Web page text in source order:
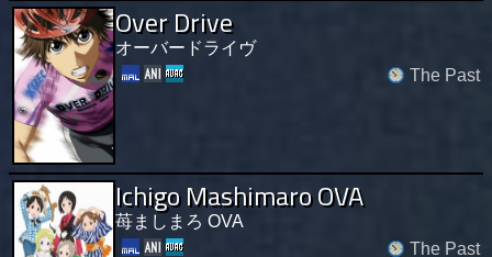
Over Drive
オーバードライヴ
The Past
Ichigo Mashimaro OVA
苺ましまろ OVA
The Past